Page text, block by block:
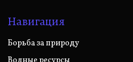
Навигация
Борьба за природу